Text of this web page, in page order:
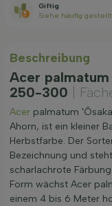
Giftig
Siehe häufig
Beschreibung
Acer palmatum
250-300
|
Acer palmatum
Ahorn, ist ein kleiner
Herbstfarbe. Der
Bezeichnung und
scharlachrote
Form wächst Acer
einem 4 bis 6 Meter